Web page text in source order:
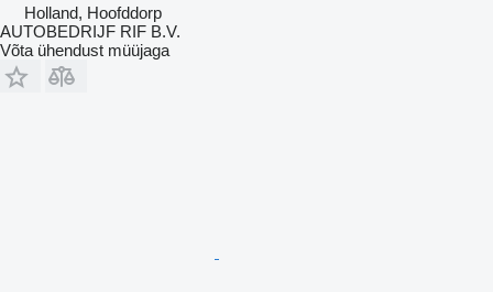
Holland, Hoofddorp
AUTOBEDRIJF RIF B.V.
Võta ühendust müüjaga